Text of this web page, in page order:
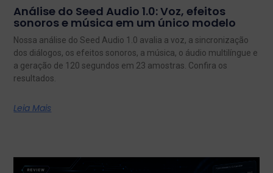
Análise do Seed Audio 1.0: Voz, efeitos
sonoros e música em um único modelo
Nossa análise do Seed Audio 1.0 avalia a voz, a sincronização
dos diálogos, os efeitos sonoros, a música, o áudio multilíngue e
a geração de 120 segundos em 23 amostras. Confira os
resultados.
Leia Mais